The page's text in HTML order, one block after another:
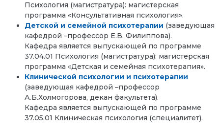
Психология (магистратура): магистерская
программа «Консультативная психология».
Детской и семейной психотерапии (заведующая
кафедрой –профессор Е.В. Филиппова).
Кафедра является выпускающей по программе
37.04.01 Психология (магистратура): магистерская
программа «Детская и семейная психотерапия».
Клинической психологии и психотерапии
(заведующая кафедрой –профессор
А.Б.Холмогорова, декан факультета).
Кафедра является выпускающей по программе
37.05.01 Клиническая психология (специалитет).